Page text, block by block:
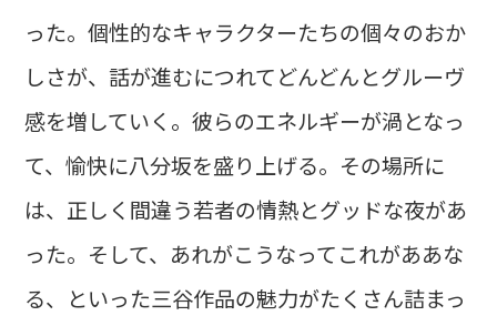
った。個性的なキャラクターたちの個々のおか
しさが、話が進むにつれてどんどんとグルーヴ
感を増していく。彼らのエネルギーが渦となっ
て、愉快に八分坂を盛り上げる。その場所に
は、正しく間違う若者の情熱とグッドな夜があ
った。そして、あれがこうなってこれがああな
る、といった三谷作品の魅力がたくさん詰まっ